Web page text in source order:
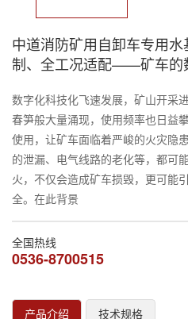
中道消防矿用自卸车专用
制、全工况适配——矿车的
数字化科技化飞速发展，矿山开采
春笋般大量涌现，使用频率也日益
使用，让矿车面临着严峻的火灾隐
的泄漏、电气线路的老化等，都可
火，不仅会造成矿车损毁，更可能
全。在此背景
全国热线
0536-8700515
产品介绍 技术规格